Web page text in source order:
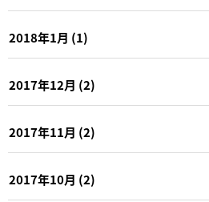
2018年1月 (1)
2017年12月 (2)
2017年11月 (2)
2017年10月 (2)